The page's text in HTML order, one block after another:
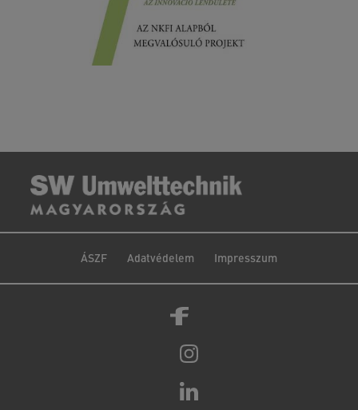
ÁSZF Adatvédelem Impresszum